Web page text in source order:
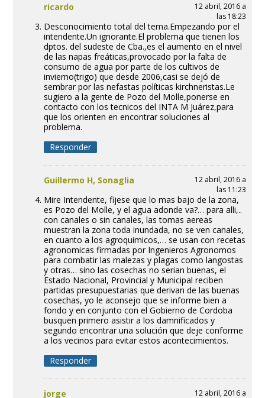
ricardo
12 abril, 2016 a
las 18:23
Desconocimiento total del tema.Empezando por el
intendente.Un ignorante.El problema que tienen los
dptos. del sudeste de Cba.,es el aumento en el nivel
de las napas freáticas,provocado por la falta de
consumo de agua por parte de los cultivos de
invierno(trigo) que desde 2006,casi se dejó de
sembrar por las nefastas políticas kirchneristas.Le
sugiero a la gente de Pozo del Molle,ponerse en
contacto con los tecnicos del INTA M Juárez,para
que los orienten en encontrar soluciones al
problema.
Responder
Guillermo H, Sonaglia
12 abril, 2016 a
las 11:23
Mire Intendente, fijese que lo mas bajo de la zona,
es Pozo del Molle, y el agua adonde va?… para alli,..
con canales o sin canales, las tomas aereas
muestran la zona toda inundada, no se ven canales,
en cuanto a los agroquimicos,… se usan con recetas
agronomicas firmadas por Ingenieros Agronomos
para combatir las malezas y plagas como langostas
y otras… sino las cosechas no serian buenas, el
Estado Nacional, Provincial y Municipal reciben
partidas presupuestarias que derivan de las buenas
cosechas, yo le aconsejo que se informe bien a
fondo y en conjunto con el Gobierno de Cordoba
busquen primero asistir a los damnificados y
segundo encontrar una solución que deje conforme
a los vecinos para evitar estos acontecimientos.
Responder
jorge
12 abril, 2016 a